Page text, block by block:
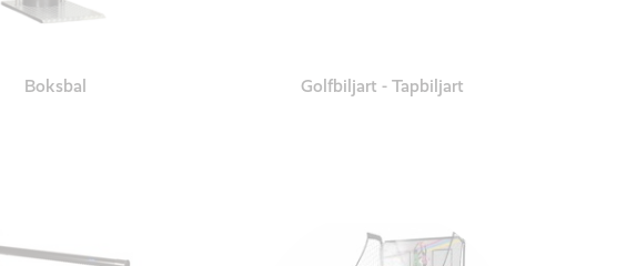
Boksbal Golfbiljart - Tapbiljart